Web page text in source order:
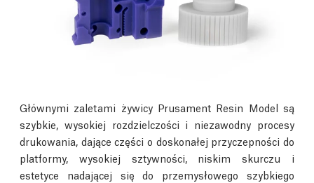
Głównymi zaletami żywicy Prusament Resin Model są
szybkie, wysokiej rozdzielczości i niezawodny procesy
drukowania, dające części o doskonałej przyczepności do
platformy, wysokiej sztywności, niskim skurczu i
estetyce nadającej się do przemysłowego szybkiego